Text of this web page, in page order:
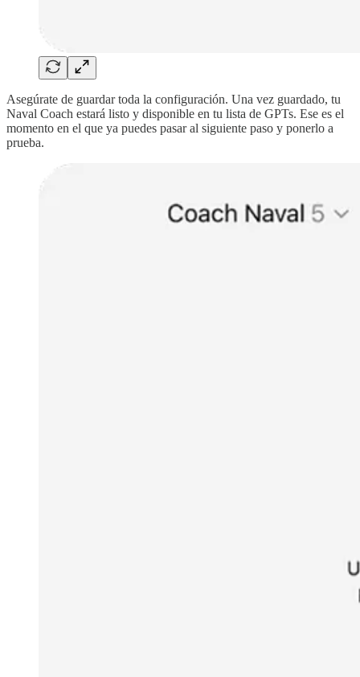
Asegúrate de guardar toda la configuración. Una vez guardado, tu
Naval Coach estará listo y disponible en tu lista de GPTs. Ese es el
momento en el que ya puedes pasar al siguiente paso y ponerlo a
prueba.